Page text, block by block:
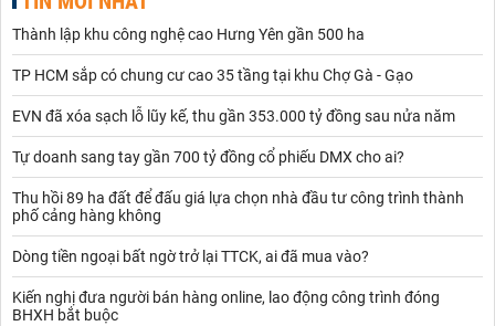
Thành lập khu công nghệ cao Hưng Yên gần 500 ha
TP HCM sắp có chung cư cao 35 tầng tại khu Chợ Gà - Gạo
EVN đã xóa sạch lỗ lũy kế, thu gần 353.000 tỷ đồng sau nửa năm
Tự doanh sang tay gần 700 tỷ đồng cổ phiếu DMX cho ai?
Thu hồi 89 ha đất để đấu giá lựa chọn nhà đầu tư công trình thành
phố cảng hàng không
Dòng tiền ngoại bất ngờ trở lại TTCK, ai đã mua vào?
Kiến nghị đưa người bán hàng online, lao động công trình đóng
BHXH bắt buộc